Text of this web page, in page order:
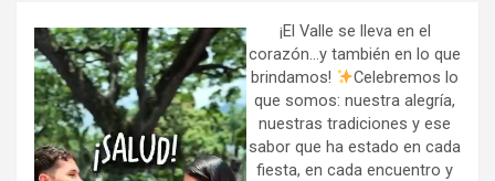
h
¡El Valle se lleva en el
corazón…y también en lo que
brindamos!
Celebremos lo
que somos: nuestra alegría,
nuestras tradiciones y ese
sabor que ha estado en cada
fiesta, en cada encuentro y